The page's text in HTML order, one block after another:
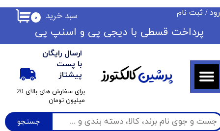
جستجو
ارسال رایگان
با پست
پیشتاز
​برای سفارش های بالای 20
میلیون تومان
۰ سبد خرید / ثبت نام
حساب کاربری من
تغییر گذر واژه
سفارشات
خروج از حساب کاربری
​​پرداخت قسطی با دیجی پی ​​​​​​​و اسنپ پی
پرشینکالکتورز